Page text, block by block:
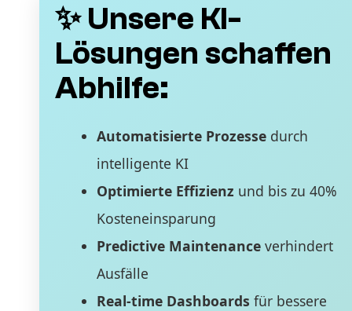
✨ Unsere KI-
Lösungen schaffen
Abhilfe:
Automatisierte Prozessedurch
intelligente KI
Optimierte Effizienz und bis zu 40%
Kosteneinsparung
Predictive Maintenanceverhindert
Ausfälle
Real-time Dashboards für bessere